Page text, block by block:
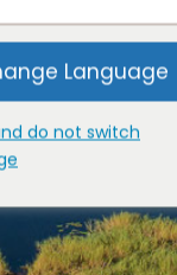
Language
do not switch